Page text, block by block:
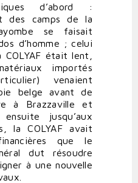
d’abord :
des camps de la
se faisait
d’homme ; celui
était lent,
importés
venaient
belge avant de
à Brazzaville et
jusqu’aux
la COLYAF avait
que le
dut résoudre
à une nouvelle